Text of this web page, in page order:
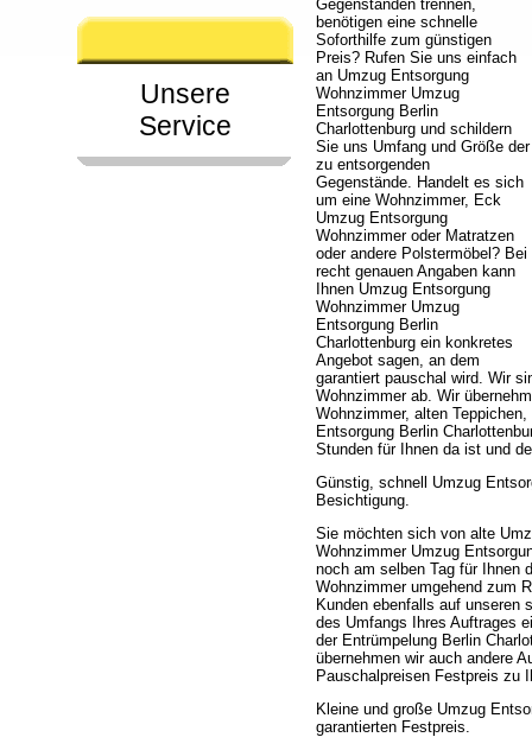
Unsere
Service
Gegenständen trennen,
benötigen eine schnelle
Soforthilfe zum günstigen
Preis? Rufen Sie uns einfach
an Umzug Entsorgung
Wohnzimmer Umzug
Entsorgung Berlin
Charlottenburg und schildern
Sie uns Umfang und Größe der
zu entsorgenden
Gegenstände. Handelt es sich
um eine Wohnzimmer, Eck
Umzug Entsorgung
Wohnzimmer oder Matratzen
oder andere Polstermöbel? Bei
recht genauen Angaben kann
Ihnen Umzug Entsorgung
Wohnzimmer Umzug
Entsorgung Berlin
Charlottenburg ein konkretes
Angebot sagen, an dem
garantiert pauschal wird. Wir
Wohnzimmer ab. Wir
Wohnzimmer, alten
Entsorgung Berlin
Stunden für Ihnen da ist und
Günstig, schnell Umzug
Besichtigung.
Sie möchten sich von alte
Wohnzimmer Umzug
noch am selben Tag für Ihnen
Wohnzimmer umgehend zum
Kunden ebenfalls auf unseren
des Umfangs Ihres Auftrages
der Entrümpelung Berlin
übernehmen wir auch andere
Pauschalpreisen Festpreis zu
Kleine und große Umzug
garantierten Festpreis.